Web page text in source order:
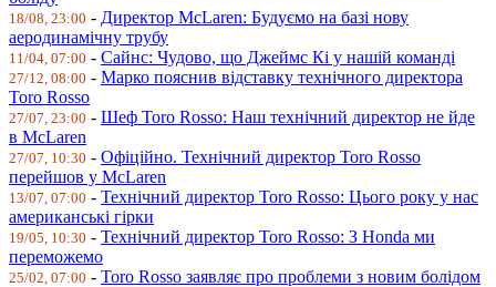
18/08, 23:00 - Директор McLaren: Будуємо на базі нову
аеродинамічну трубу
11/04, 07:00 - Сайнс: Чудово, що Джеймс Кі у нашій команді
27/12, 08:00 - Марко пояснив відставку технічного директора
Toro Rosso
27/07, 23:00 - Шеф Toro Rosso: Наш технічний директор не йде
в McLaren
27/07, 10:30 - Офіційно. Технічний директор Toro Rosso
перейшов у McLaren
13/07, 07:00 - Технічний директор Toro Rosso: Цього року у нас
американські гірки
19/05, 10:30 - Технічний директор Toro Rosso: З Honda ми
переможемо
25/02, 07:00 - Toro Rosso заявляє про проблеми з новим болідом